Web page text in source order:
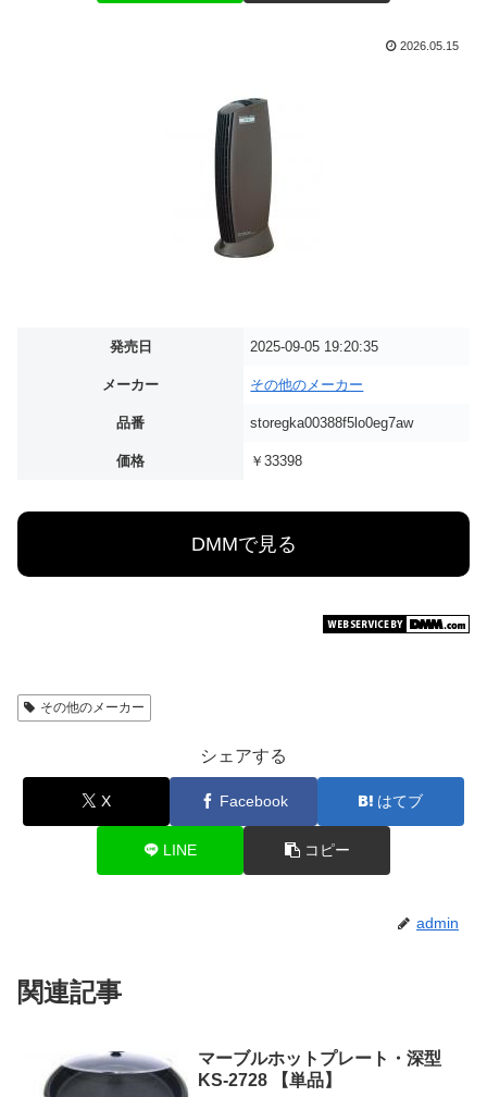
2026.05.15
発売日 2025-09-05 19:20:35
メーカー その他のメーカー
品番 storegka00388f5lo0eg7aw
価格 ￥33398
DMMで見る
その他のメーカー
シェアする
X Facebook はてブ
LINE コピー
admin
関連記事
マーブルホットプレート・深型
KS-2728 【単品】